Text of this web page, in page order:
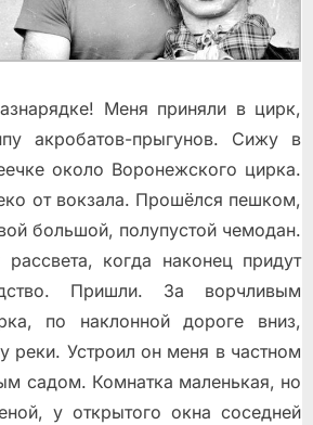
Меня приняли в цирк,
акробатов-прыгунов. Сижу в
около Воронежского цирка.
от вокзала. Прошёлся пешком,
большой, полупустой чемодан.
когда наконец придут
Пришли. За ворчливым
по наклонной дороге вниз,
реки. Устроил он меня в частном
садом. Комнатка маленькая, но
у открытого окна соседней